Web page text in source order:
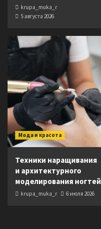
krupa_muka_r
5 августа 2026
Мода и красота
Техники наращивания
и архитектурного
моделирования ногтей
krupa_muka_r 6 июля 2026